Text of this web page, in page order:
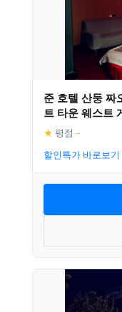
준 호텔 산둥 짜
트 타운 웨스트
★ 평점 –
할인특가 바로보기